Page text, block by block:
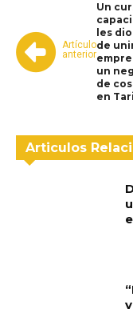
Artículo
anterior
Un
les
de
un
de
en
Articulos